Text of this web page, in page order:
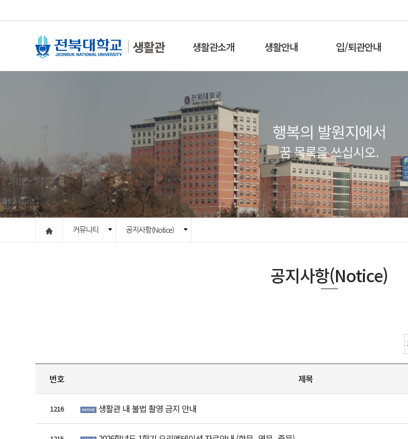
생활관 생활관소개 생활안내 입/퇴관안내
행복의 발원지에서
꿈 목록을 쓰십시오.
커뮤니티 공지사항(Notice)
공지사항(Notice)
번호 제목
1216 생활관 내 불법 촬영 금지 안내